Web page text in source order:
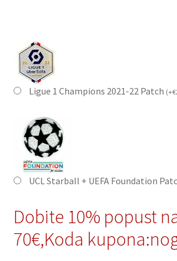
Ligue 1 Champions 2021-22 Patch (+€
UCL Starball + UEFA Foundation
Dobite 10% popust
70€,Koda